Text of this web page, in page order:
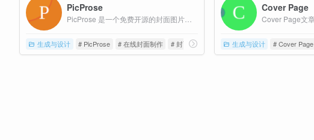
PicProse
生成与设计 # PicProse # 在线封面制作 # 封面
Cover Page
生成与设计 # Cover Page